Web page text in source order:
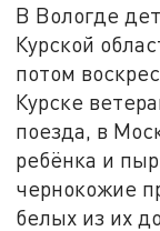
В Вологде
Курской
потом
Курске
поезда, в
ребёнка и
чернокожие
белых из их